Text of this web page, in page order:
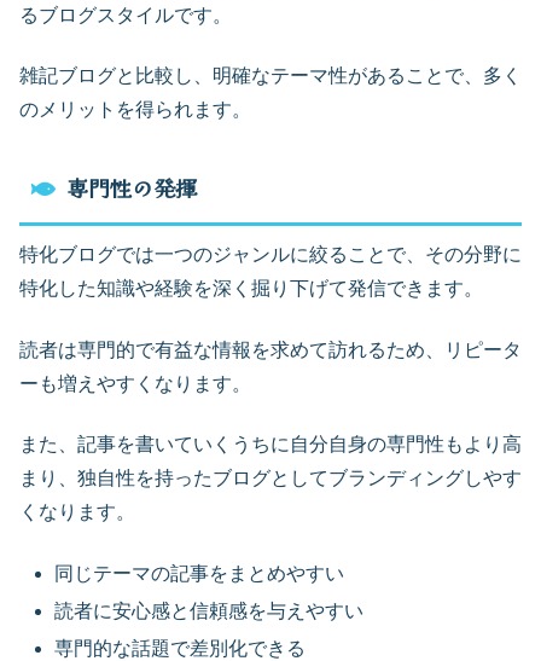
るブログスタイルです。
雑記ブログと比較し、明確なテーマ性があることで、多く
のメリットを得られます。
専門性の発揮
特化ブログでは一つのジャンルに絞ることで、その分野に
特化した知識や経験を深く掘り下げて発信できます。
読者は専門的で有益な情報を求めて訪れるため、リピータ
ーも増えやすくなります。
また、記事を書いていくうちに自分自身の専門性もより高
まり、独自性を持ったブログとしてブランディングしやす
くなります。
同じテーマの記事をまとめやすい
読者に安心感と信頼感を与えやすい
専門的な話題で差別化できる